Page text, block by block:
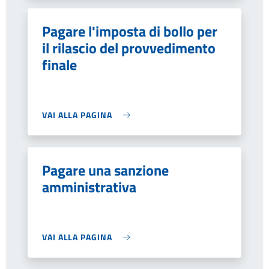
Pagare l'imposta di bollo per
il rilascio del provvedimento
finale
VAI ALLA PAGINA
Pagare una sanzione
amministrativa
VAI ALLA PAGINA